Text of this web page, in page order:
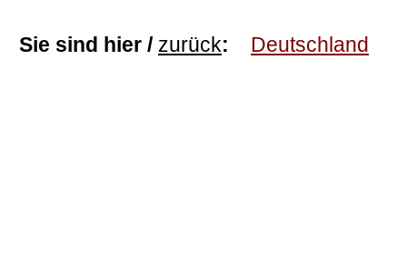
Sie sind hier / zurück: Deutschland